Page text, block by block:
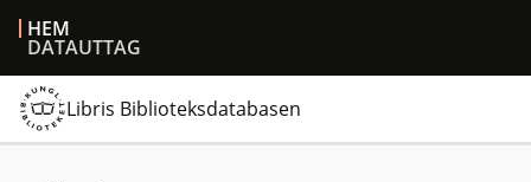
HEM
DATAUTTAG
Libris Biblioteksdatabasen